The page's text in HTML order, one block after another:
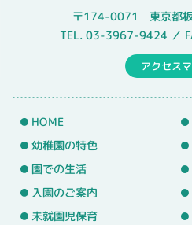
〒174-0071 東京都
TEL. 03-3967-9424 ／
アクセス
HOME
幼稚園の特色
園での生活
入園のご案内
未就園児保育